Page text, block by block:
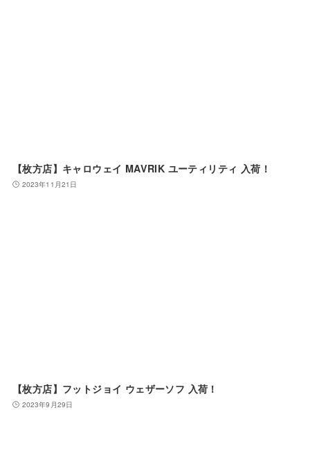
【枚方店】キャロウェイ MAVRIK ユーティリティ 入荷！
2023年11月21日
【枚方店】フットジョイ ウェザーソフ 入荷！
2023年9月29日